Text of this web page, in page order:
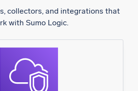
collectors, and integrations that
with Sumo Logic.